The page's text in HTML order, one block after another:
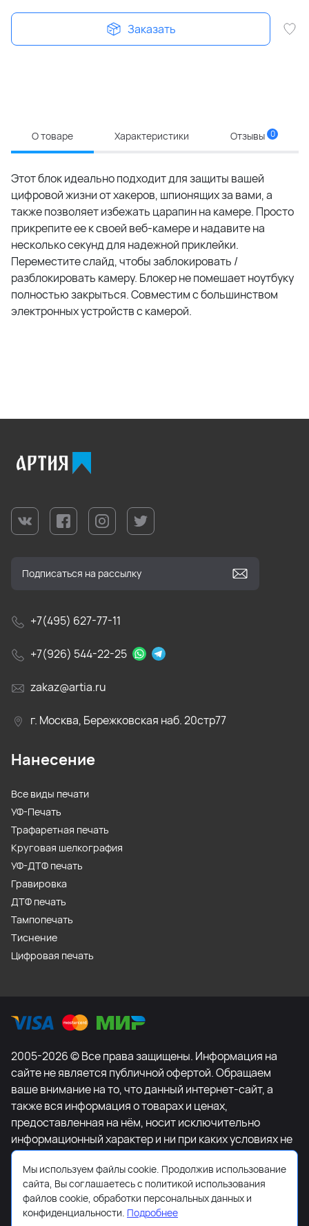
Заказать
О товаре Характеристики Отзывы 0
Этот блок идеально подходит для защиты вашей
цифровой жизни от хакеров, шпионящих за вами, а
также позволяет избежать царапин на камере. Просто
прикрепите ее к своей веб-камере и надавите на
несколько секунд для надежной приклейки.
Переместите слайд, чтобы заблокировать /
разблокировать камеру. Блокер не помешает ноутбуку
полностью закрыться. Совместим с большинством
электронных устройств с камерой.
+7(495) 627-77-11
+7(926) 544-22-25
zakaz@artia.ru
г. Москва, Бережковская наб. 20стр77
Нанесение
Все виды печати
УФ-Печать
Трафаретная печать
Круговая шелкография
УФ-ДТФ печать
Гравировка
ДТФ печать
Тампопечать
Тиснение
Цифровая печать
2005-2026 © Все права защищены. Информация на
сайте не является публичной офертой. Обращаем
ваше внимание на то, что данный интернет-сайт, а
также вся информация о товарах и ценах,
предоставленная на нём, носит исключительно
информационный характер и ни при каких условиях не
является публичной офертой, определяемой
положениями Статьи 437 Гражданского кодекса
Российской Федерации. Для получения подробной
информации о наличии и стоимости указанных
товаров и (или) услуг, пожалуйста, обращайтесь к
Мы используем файлы cookie. Продолжив использование
сайта, Вы соглашаетесь с политикой использования
файлов cookie, обработки персональных данных и
конфиденциальности. Подробнее